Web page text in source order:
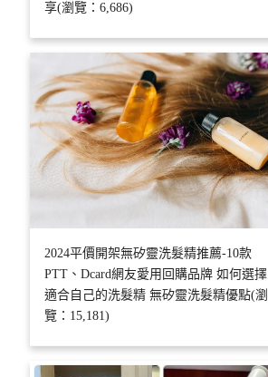
享(瀏覽：6,686)
2024平價開架無矽靈洗髮精推薦-10款
PTT、Dcard網友愛用回購品牌 如何選擇
適合自己的洗髮精 無矽靈洗髮精優點(瀏
覽：15,181)